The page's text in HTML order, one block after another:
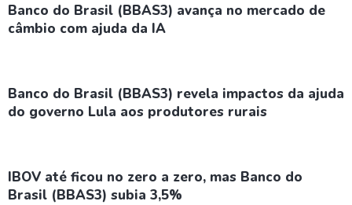
Banco do Brasil (BBAS3) avança no mercado de
câmbio com ajuda da IA
Banco do Brasil (BBAS3) revela impactos da ajuda
do governo Lula aos produtores rurais
IBOV até ficou no zero a zero, mas Banco do
Brasil (BBAS3) subia 3,5%